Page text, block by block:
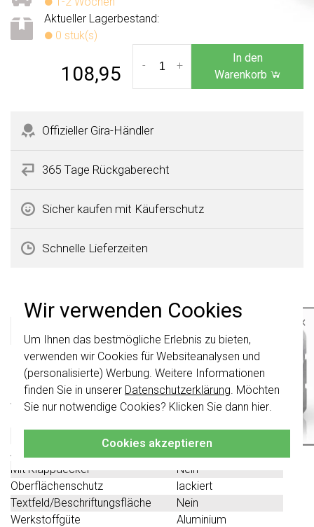
Wir verwenden Cookies
Um Ihnen das bestmögliche Erlebnis zu bieten,
verwenden wir Cookies für Websiteanalysen und
(personalisierte) Werbung. Weitere Informationen
finden Sie in unserer Datenschutzerklärung. Möchten
Sie nur notwendige Cookies? Klicken Sie dann hier.
Cookies akzeptieren
Aktueller Lagerbestand:
0 stuk(s)
108,95 +
-
In den
Warenkorb
Offizieller Gira-Händler
365 Tage Rückgaberecht
Sicher kaufen mit Käuferschutz
Schnelle Lieferzeiten
Technische Spezifikationen
Spezifikation
Wert
Anzahl der Einheiten
Mit Klappdeckel
Nein
Oberflächenschutz
lackiert
Textfeld/Beschriftungsfläche
Nein
Werkstoffgüte
Aluminium
×
Wichtig: Gira Schalter und
Schalterwippen wurden erneuert. Sie sind
2024 kombinierbar.
Klicken Sie hier
für weitere Informationen,
damit Sie immer das Richtige bestellen.